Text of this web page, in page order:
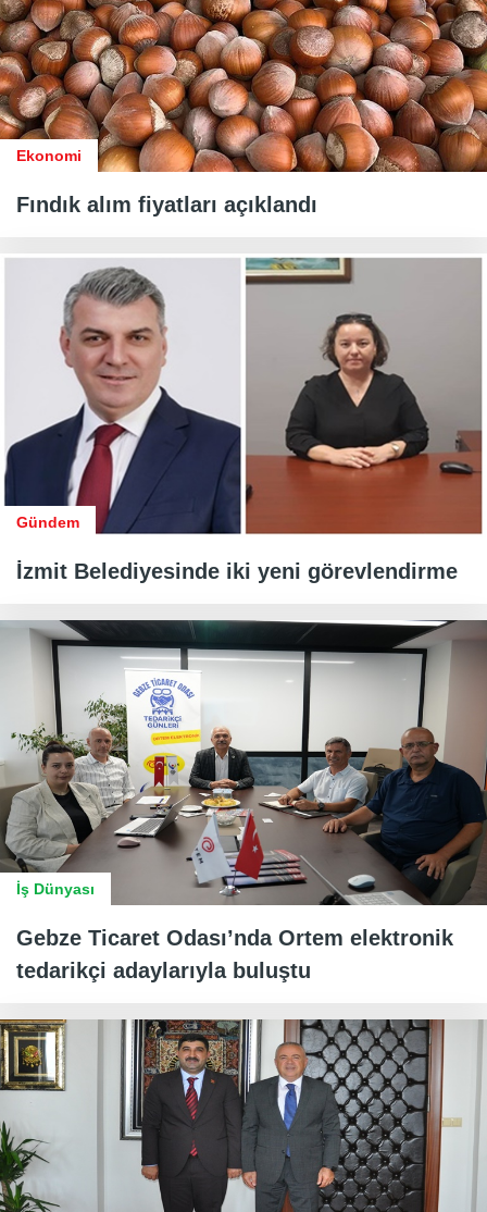
Ekonomi
Fındık alım fiyatları açıklandı
Gündem
İzmit Belediyesinde iki yeni görevlendirme
İş Dünyası
Gebze Ticaret Odası’nda Ortem elektronik
tedarikçi adaylarıyla buluştu